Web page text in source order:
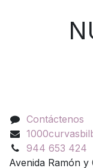
Contáctenos
944 653 424
Avenida Ramón y